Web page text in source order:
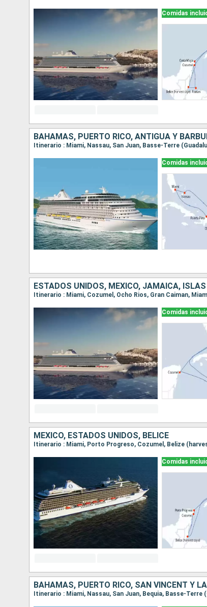
Comidas
Comidas
ESTADOS UNIDOS, MÉXICO, JAMAICA,
Itinerario : Miami, Cozumel, Ocho Rios, Gran Caiman,
Comidas
MÉXICO, ESTADOS UNIDOS, BELICE
Itinerario : Miami, Porto Progreso, Cozumel, Belize
Comidas